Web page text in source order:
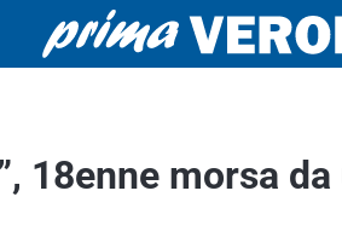
18enne morsa da